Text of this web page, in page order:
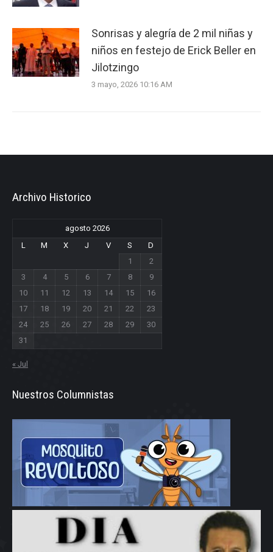
Sonrisas y alegría de 2 mil niñas y
niños en festejo de Erick Beller en
Jilotzingo
3 mayo, 2026 10:16 AM
Archivo Historico
agosto 2026
L
M X J V S
D
1
2
3
4 5 6 7 8
9
10
11 12 13 14 15
16
17
18 19 20 21 22
23
24
25 26 27 28 29
30
31
« Jul
Nuestros Columnistas